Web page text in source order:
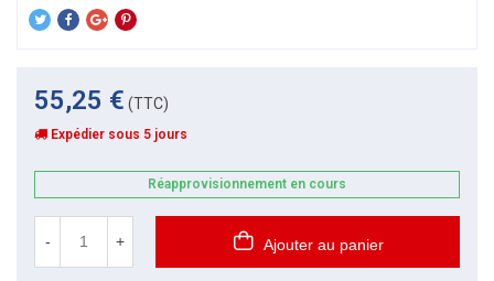
55,25 € (TTC)
Expédier sous 5 jours
Réapprovisionnement en cours
- + Ajouter au panier